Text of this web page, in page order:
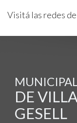
Visitá las redes
DE
GESELL